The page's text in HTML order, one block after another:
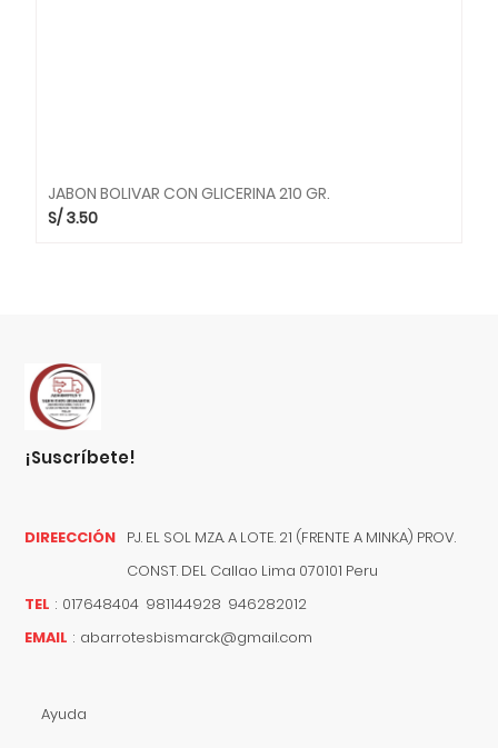
JABON BOLIVAR CON GLICERINA 210 GR.
S/ 3.50
¡suscríbete!
DIREECCIÓN PJ. EL SOL MZA. A LOTE. 21 (FRENTE A MINKA) PROV.
CONST. DEL Callao Lima 070101 Peru
TEL : 017648404 981144928 946282012
EMAIL : abarrotesbismarck@gmail.com
Ayuda